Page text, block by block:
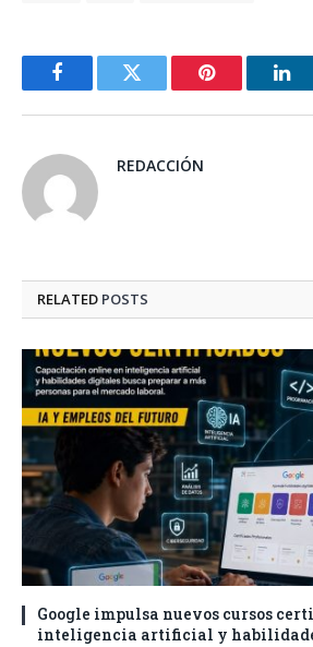
FacebookTwitter Pinterest
REDACCIÓN
RELATED POSTS
Google impulsa nuevos cursos
inteligencia artificial y